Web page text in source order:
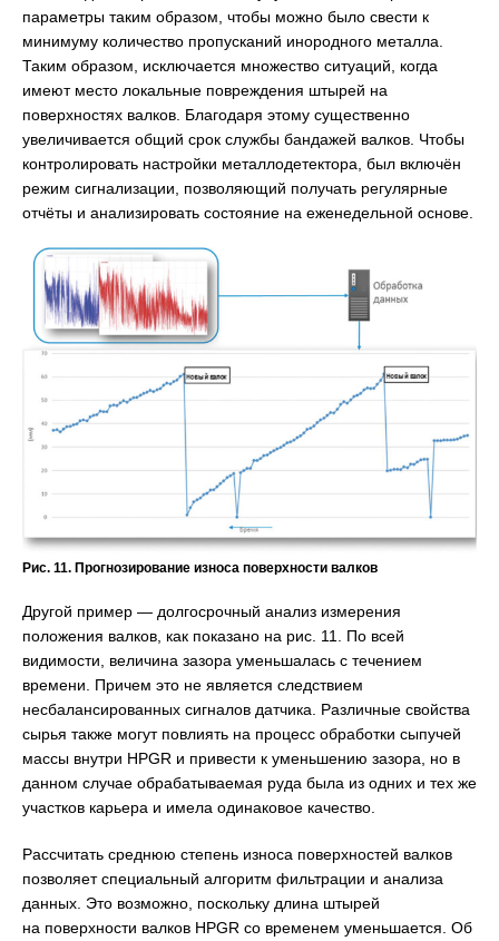
параметры таким образом, чтобы можно было свести к
минимуму количество пропусканий инородного металла.
Таким образом, исключается множество ситуаций, когда
имеют место локальные повреждения штырей на
поверхностях валков. Благодаря этому существенно
увеличивается общий срок службы бандажей валков. Чтобы
контролировать настройки металлодетектора, был включён
режим сигнализации, позволяющий получать регулярные
отчёты и анализировать состояние на еженедельной основе.
Рис. 11. Прогнозирование износа поверхности валков
Другой пример — долгосрочный анализ измерения
положения валков, как показано на рис. 11. По всей
видимости, величина зазора уменьшалась с течением
времени. Причем это не является следствием
несбалансированных сигналов датчика. Различные свойства
сырья также могут повлиять на процесс обработки сыпучей
массы внутри HPGR и привести к уменьшению зазора, но в
данном случае обрабатываемая руда была из одних и тех же
участков карьера и имела одинаковое качество.
Рассчитать среднюю степень износа поверхностей валков
позволяет специальный алгоритм фильтрации и анализа
данных. Это возможно, поскольку длина штырей
на поверхности валков HPGR со временем уменьшается. Об